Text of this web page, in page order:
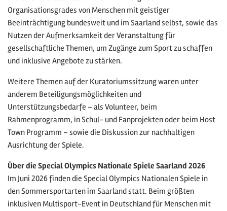
Organisationsgrades von Menschen mit geistiger
Beeinträchtigung bundesweit und im Saarland selbst, sowie das
Nutzen der Aufmerksamkeit der Veranstaltung für
gesellschaftliche Themen, um Zugänge zum Sport zu schaffen
und inklusive Angebote zu stärken.
Weitere Themen auf der Kuratoriumssitzung waren unter
anderem Beteiligungsmöglichkeiten und
Unterstützungsbedarfe – als Volunteer, beim
Rahmenprogramm, in Schul- und Fanprojekten oder beim Host
Town Programm – sowie die Diskussion zur nachhaltigen
Ausrichtung der Spiele.
Über die Special Olympics Nationale Spiele Saarland 2026
Im Juni 2026 finden die Special Olympics Nationalen Spiele in
den Sommersportarten im Saarland statt. Beim größten
inklusiven Multisport-Event in Deutschland für Menschen mit